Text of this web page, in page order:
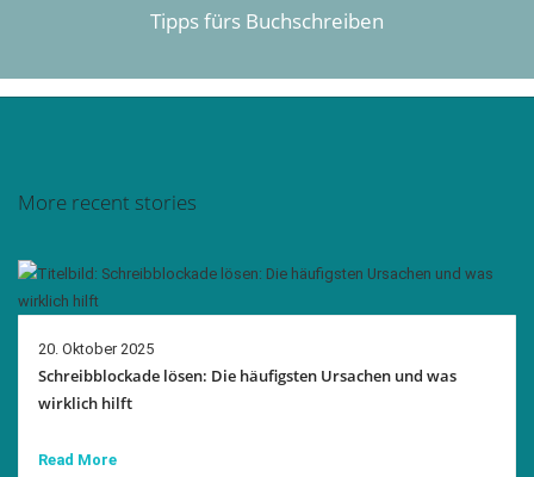
Tipps fürs Buchschreiben
More recent stories
20. Oktober 2025
Schreibblockade lösen: Die häufigsten Ursachen und was
wirklich hilft
Read More